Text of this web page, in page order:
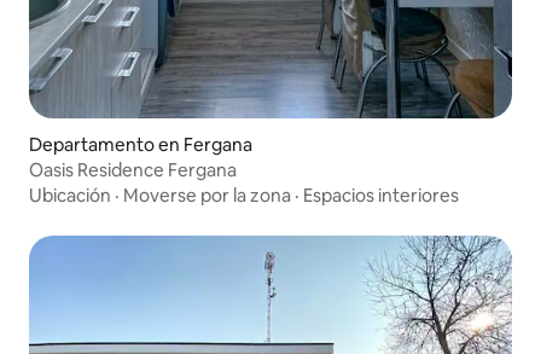
Departamento en Fergana
Oasis Residence Fergana
Ubicación · Moverse por la zona · Espacios interiores